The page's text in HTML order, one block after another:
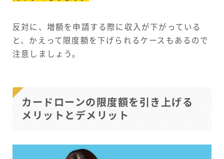
反対に、増額を申請する際に収入が下がっている
と、かえって限度額を下げられるケースもあるので
注意しましょう。
カードローンの限度額を引き上げる
メリットとデメリット